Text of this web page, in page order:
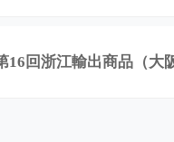
16回浙江輸出商品（大